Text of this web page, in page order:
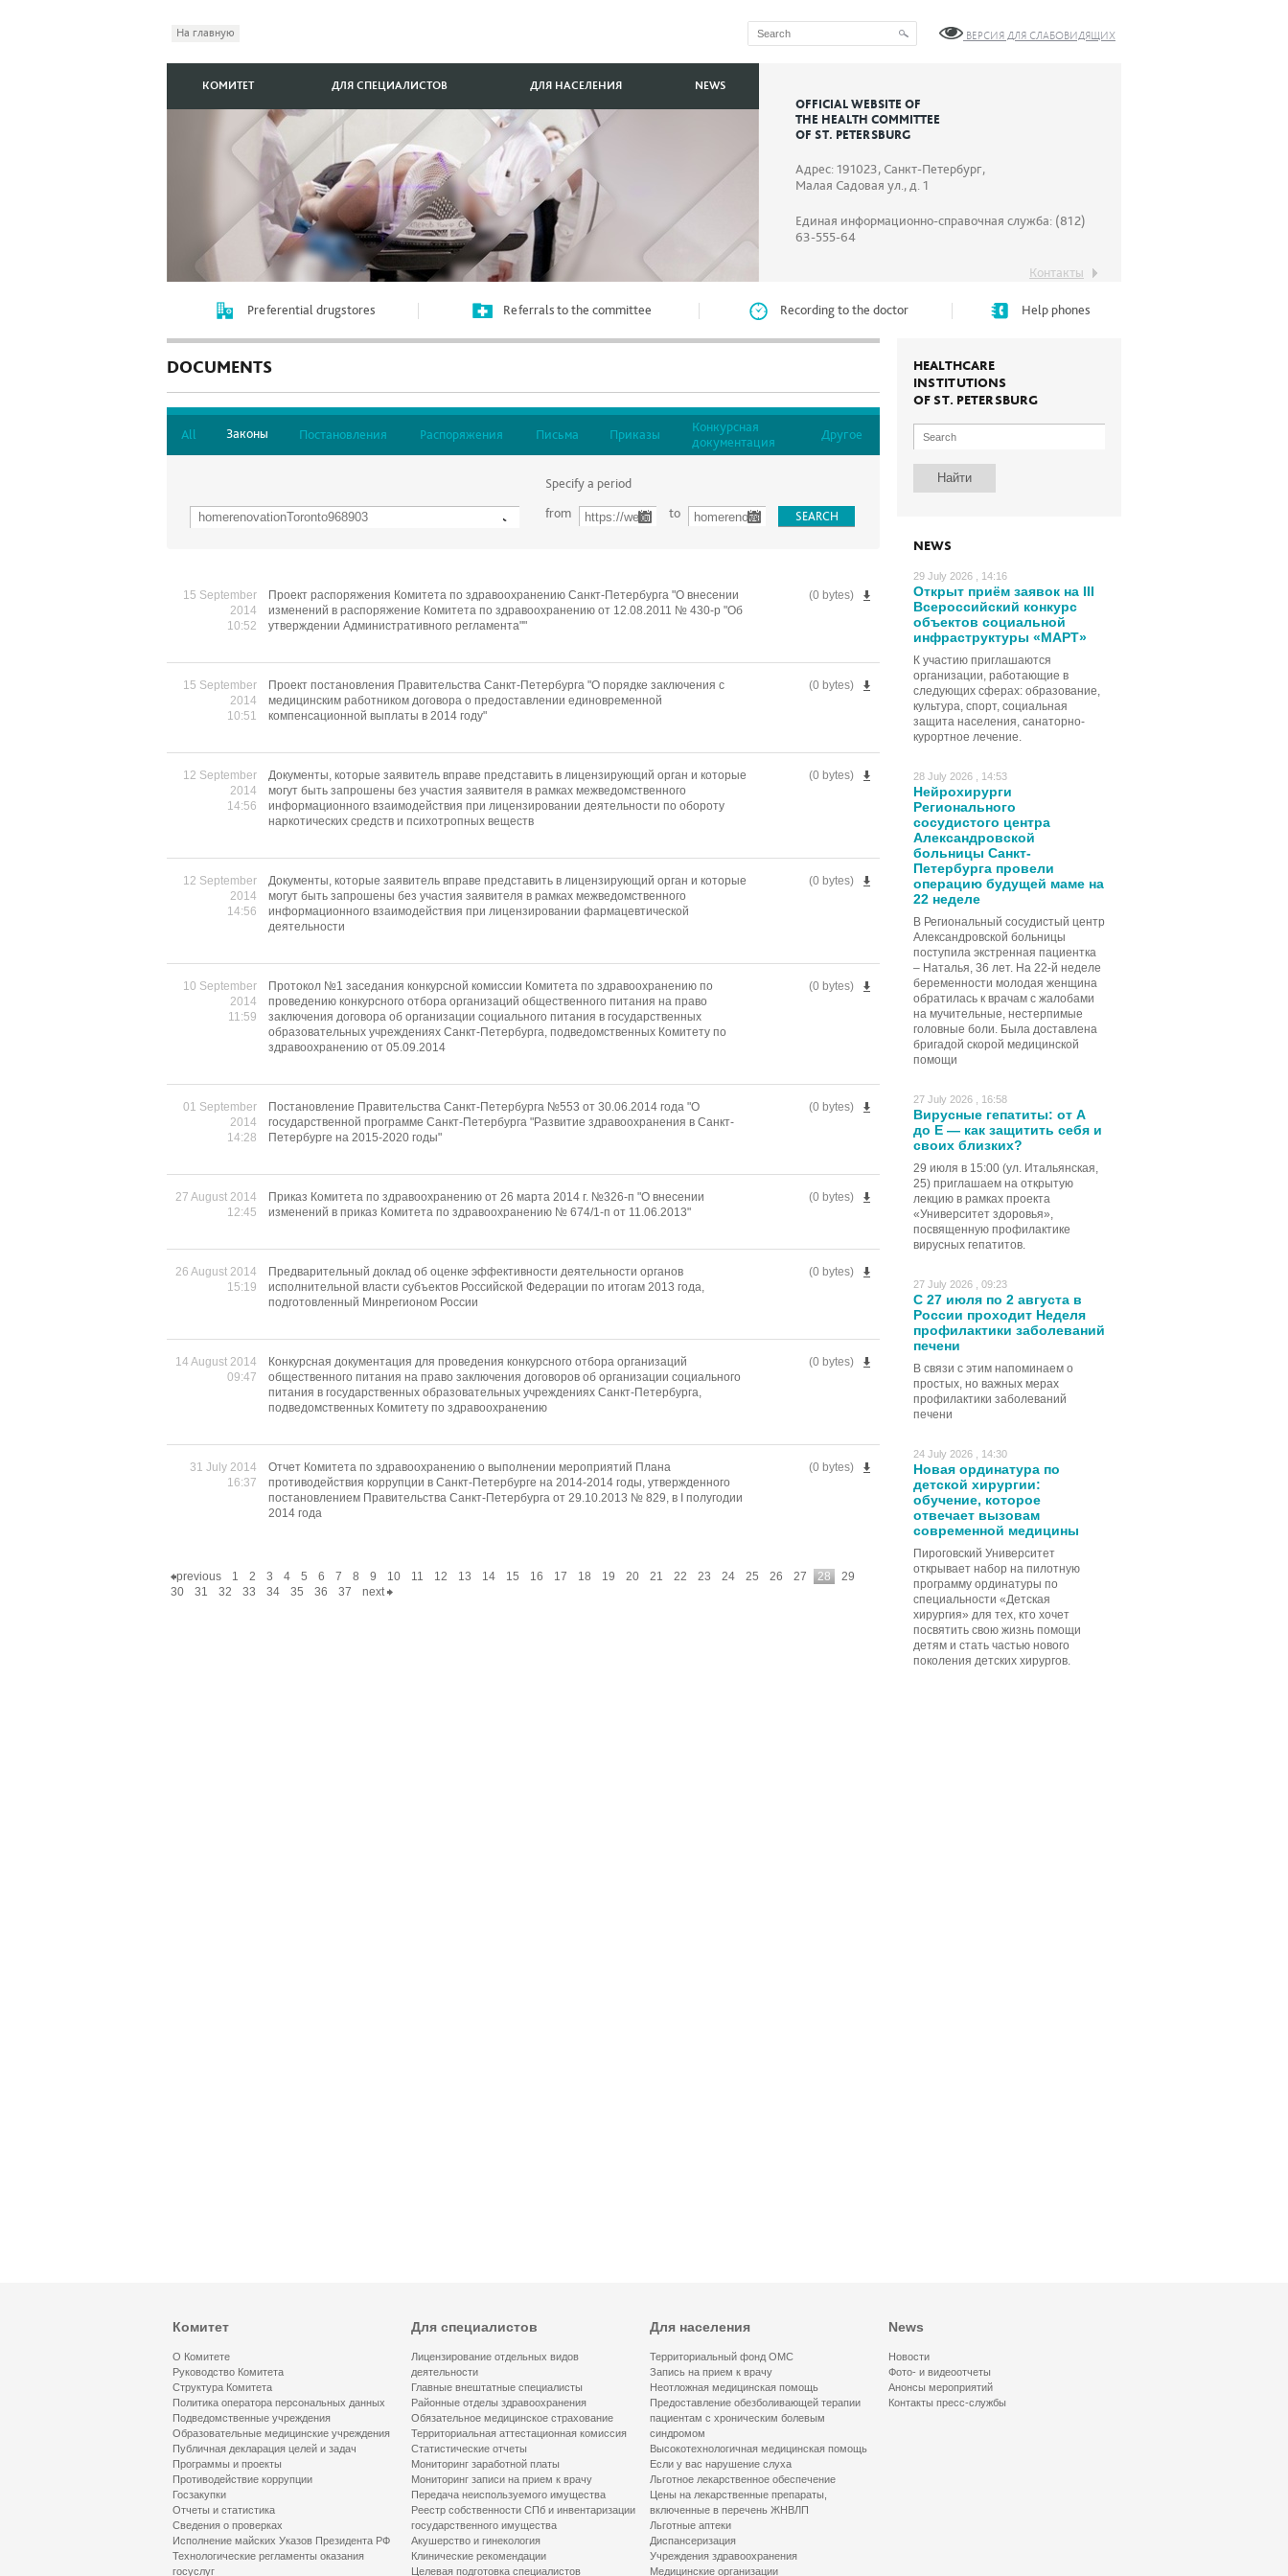
На главную ВЕРСИЯ ДЛЯ СЛАБОВИДЯЩИХ
OFFICIAL WEBSITE OF
THE HEALTH COMMITTEE
OF ST. PETERSBURG
Адрес: 191023, Санкт-Петербург,
Малая Садовая ул., д. 1
Единая информационно-справочная служба: (812)
63-555-64
Контакты
КОМИТЕТ ДЛЯ СПЕЦИАЛИСТОВ ДЛЯ НАСЕЛЕНИЯ NEWS
Preferential drugstores Referrals to the committee Recording to the doctor Help phones
HEALTHCARE
INSTITUTIONS
OF ST. PETERSBURG
NEWS
29 July 2026 , 14:16
Открыт приём заявок на III
Всероссийский конкурс
объектов социальной
инфраструктуры «МАРТ»
К участию приглашаются
организации, работающие в
следующих сферах: образование,
культура, спорт, социальная
защита населения, санаторно-
курортное лечение.
28 July 2026 , 14:53
Нейрохирурги
Регионального
сосудистого центра
Александровской
больницы Санкт-
Петербурга провели
операцию будущей маме на
22 неделе
В Региональный сосудистый центр
Александровской больницы
поступила экстренная пациентка
– Наталья, 36 лет. На 22-й неделе
беременности молодая женщина
обратилась к врачам с жалобами
на мучительные, нестерпимые
головные боли. Была доставлена
бригадой скорой медицинской
помощи
27 July 2026 , 16:58
Вирусные гепатиты: от А
до Е — как защитить себя и
своих близких?
29 июля в 15:00 (ул. Итальянская,
25) приглашаем на открытую
лекцию в рамках проекта
«Университет здоровья»,
посвященную профилактике
вирусных гепатитов.
27 July 2026 , 09:23
С 27 июля по 2 августа в
России проходит Неделя
профилактики заболеваний
печени
В связи с этим напоминаем о
простых, но важных мерах
профилактики заболеваний
печени
24 July 2026 , 14:30
Новая ординатура по
детской хирургии:
обучение, которое
отвечает вызовам
современной медицины
Пироговский Университет
открывает набор на пилотную
программу ординатуры по
специальности «Детская
хирургия» для тех, кто хочет
посвятить свою жизнь помощи
детям и стать частью нового
поколения детских хирургов.
DOCUMENTS
All Законы Постановления Распоряжения Письма Приказы
Конкурсная
документация
Другое
Specify a period
from
to
15 September
2014
10:52
(0 bytes)
Проект распоряжения Комитета по здравоохранению Санкт-Петербурга "О внесении
изменений в распоряжение Комитета по здравоохранению от 12.08.2011 № 430-р "Об
утверждении Административного регламента""
15 September
2014
10:51
(0 bytes)
Проект постановления Правительства Санкт-Петербурга "О порядке заключения с
медицинским работником договора о предоставлении единовременной
компенсационной выплаты в 2014 году"
12 September
2014
14:56
(0 bytes)
Документы, которые заявитель вправе представить в лицензирующий орган и которые
могут быть запрошены без участия заявителя в рамках межведомственного
информационного взаимодействия при лицензировании деятельности по обороту
наркотических средств и психотропных веществ
12 September
2014
14:56
(0 bytes)
Документы, которые заявитель вправе представить в лицензирующий орган и которые
могут быть запрошены без участия заявителя в рамках межведомственного
информационного взаимодействия при лицензировании фармацевтической
деятельности
10 September
2014
11:59
(0 bytes)
Протокол №1 заседания конкурсной комиссии Комитета по здравоохранению по
проведению конкурсного отбора организаций общественного питания на право
заключения договора об организации социального питания в государственных
образовательных учреждениях Санкт-Петербурга, подведомственных Комитету по
здравоохранению oт 05.09.2014
01 September
2014
14:28
(0 bytes)
Постановление Правительства Санкт-Петербурга №553 от 30.06.2014 года "О
государственной программе Санкт-Петербурга "Развитие здравоохранения в Санкт-
Петербурге на 2015-2020 годы"
27 August 2014
12:45
(0 bytes)
Приказ Комитета по здравоохранению от 26 марта 2014 г. №326-п "О внесении
изменений в приказ Комитета по здравоохранению № 674/1-п от 11.06.2013"
26 August 2014
15:19
(0 bytes)
Предварительный доклад об оценке эффективности деятельности органов
исполнительной власти субъектов Российской Федерации по итогам 2013 года,
подготовленный Минрегионом России
14 August 2014
09:47
(0 bytes)
Конкурсная документация для проведения конкурсного отбора организаций
общественного питания на право заключения договоров об организации социального
питания в государственных образовательных учреждениях Санкт-Петербурга,
подведомственных Комитету по здравоохранению
31 July 2014
16:37
(0 bytes)
Отчет Комитета по здравоохранению о выполнении мероприятий Плана
противодействия коррупции в Санкт-Петербурге на 2014-2014 годы, утвержденного
постановлением Правительства Санкт-Петербурга от 29.10.2013 № 829, в I полугодии
2014 года
previous 1 2 3 4 5 6 7 8 9 10 11 12 13 14 15 16 17 18 19 20 21 22 23 24 25 26 27 28
29
30
31 32 33 34 35 36 37 next
Комитет
О Комитете
Руководство Комитета
Структура Комитета
Политика оператора персональных данных
Подведомственные учреждения
Образовательные медицинские учреждения
Публичная декларация целей и задач
Программы и проекты
Противодействие коррупции
Госзакупки
Отчеты и статистика
Сведения о проверках
Исполнение майских Указов Президента РФ
Технологические регламенты оказания
госуслуг
Для специалистов
Лицензирование отдельных видов
деятельности
Главные внештатные специалисты
Районные отделы здравоохранения
Обязательное медицинское страхование
Территориальная аттестационная комиссия
Статистические отчеты
Мониторинг заработной платы
Мониторинг записи на прием к врачу
Передача неиспользуемого имущества
Реестр собственности СПб и инвентаризации
государственного имущества
Акушерство и гинекология
Клинические рекомендации
Целевая подготовка специалистов
Для населения
Территориальный фонд ОМС
Запись на прием к врачу
Неотложная медицинская помощь
Предоставление обезболивающей терапии
пациентам с хроническим болевым
синдромом
Высокотехнологичная медицинская помощь
Если у вас нарушение слуха
Льготное лекарственное обеспечение
Цены на лекарственные препараты,
включенные в перечень ЖНВЛП
Льготные аптеки
Диспансеризация
Учреждения здравоохранения
Медицинские организации
News
Новости
Фото- и видеоотчеты
Анонсы мероприятий
Контакты пресс-службы